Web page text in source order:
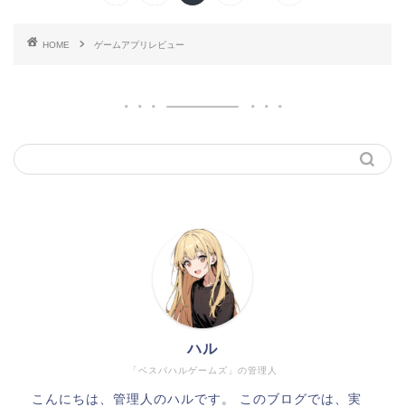
HOME ゲームアプリレビュー
「ベスパハルゲームズ」の管理人
ハル
こんにちは、管理人のハルです。 このブログでは、実